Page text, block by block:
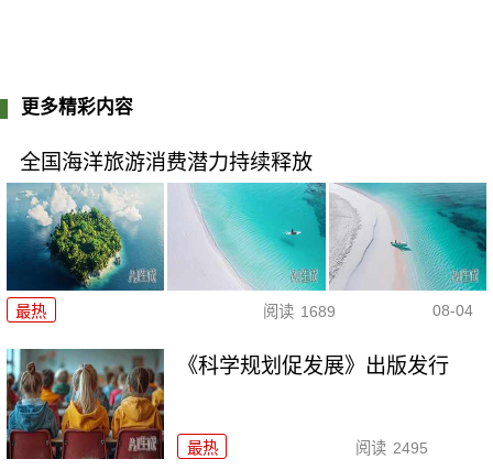
更多精彩内容
全国海洋旅游消费潜力持续释放
最热 阅读 1689 08-04
《科学规划促发展》出版发行
最热 阅读 2495